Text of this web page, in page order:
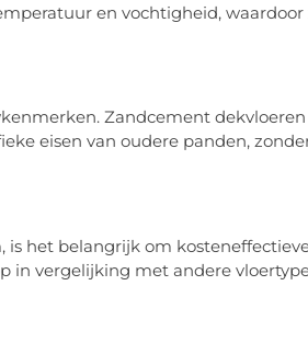
en vochtigheid, waardoor
Zandcement dekvloeren
eisen van oudere panden,
is het belangrijk om
in vergelijking met andere